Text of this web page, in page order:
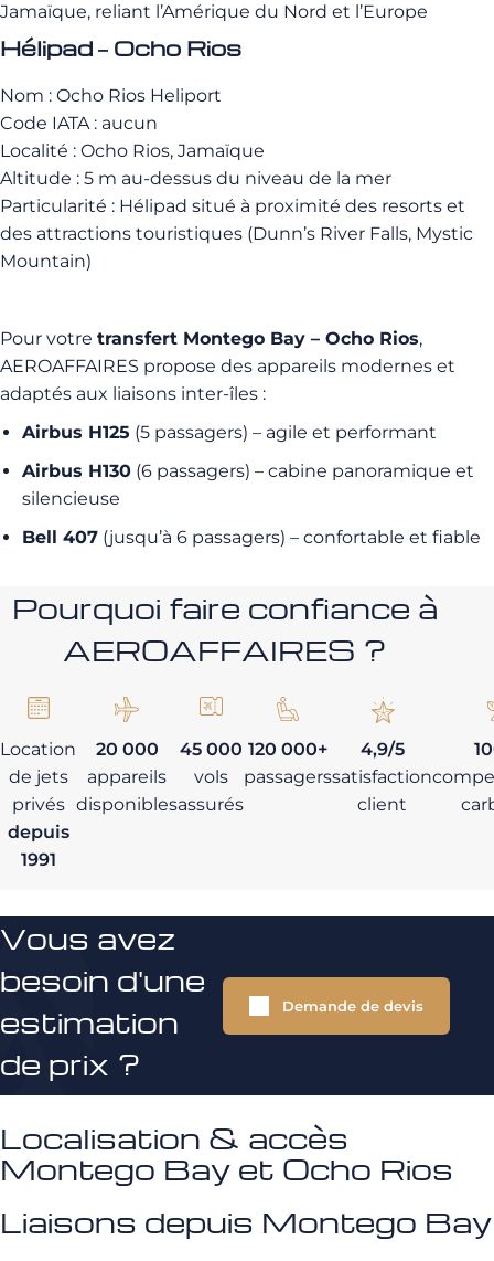
Jamaïque, reliant l’Amérique du Nord et l’Europe
Hélipad – Ocho Rios
Nom : Ocho Rios Heliport
Code IATA : aucun
Localité : Ocho Rios, Jamaïque
Altitude : 5 m au-dessus du niveau de la mer
Particularité : Hélipad situé à proximité des resorts et
des attractions touristiques (Dunn’s River Falls, Mystic
Mountain)
Pour votre transfert Montego Bay – Ocho Rios,
AEROAFFAIRES propose des appareils modernes et
adaptés aux liaisons inter-îles :
Airbus H125 (5 passagers) – agile et performant
Airbus H130 (6 passagers) – cabine panoramique et
silencieuse
Bell 407 (jusqu’à 6 passagers) – confortable et fiable
Pourquoi faire confiance à
AEROAFFAIRES ?
Location
de jets
privés
depuis
1991
20 000
appareils
disponibles
45 000
vols
assurés
120 000+
passagers
4,9/5
satisfaction
client
Vous avez
besoin d'une
estimation
de prix ?
Demande de devis
Localisation & accès
Montego Bay et Ocho Rios
Liaisons depuis Montego Bay